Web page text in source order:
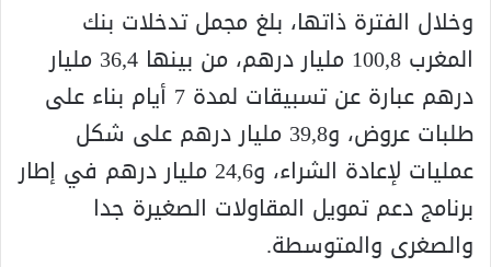
وخلال الفترة ذاتها، بلغ مجمل تدخلات بنك
المغرب 100,8 مليار درهم، من بينها 36,4 مليار
درهم عبارة عن تسبيقات لمدة 7 أيام بناء على
طلبات عروض، و39,8 مليار درهم على شكل
عمليات لإعادة الشراء، و24,6 مليار درهم في إطار
برنامج دعم تمويل المقاولات الصغيرة جدا
والصغرى والمتوسطة.